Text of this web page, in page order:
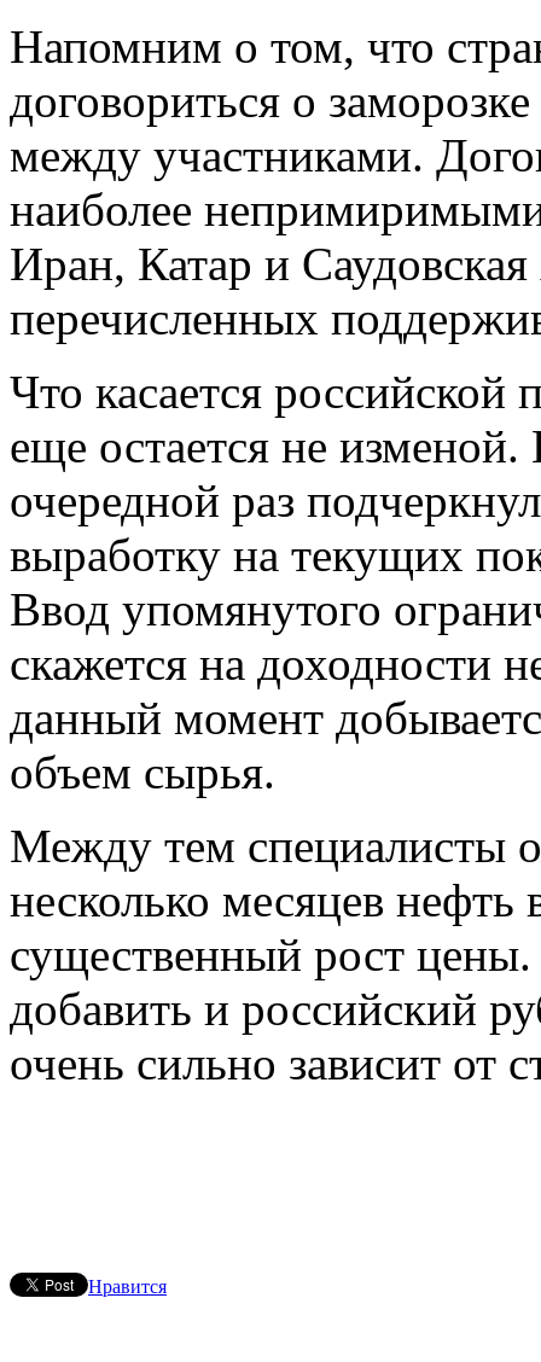
Напомним о том, что
договориться о
между участниками.
наиболее
Иран, Катар и
перечисленных
Что касается российской
еще остается не изменой.
очередной раз
выработку на текущих
Ввод упомянутого
скажется на доходности
данный момент
объем сырья.
Между тем специалисты
несколько месяцев нефть
существенный рост
добавить и российский
очень сильно зависит от
Нравится